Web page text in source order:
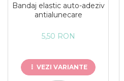
Bandaj elastic auto-adeziv
antialunecare
5,50 RON
VEZI VARIANTE